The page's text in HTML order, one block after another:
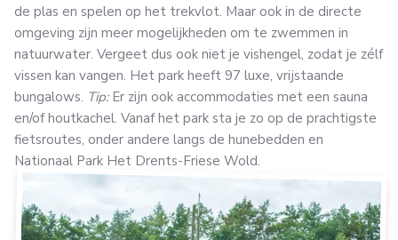
de plas en spelen op het trekvlot. Maar ook in de directe
omgeving zijn meer mogelijkheden om te zwemmen in
natuurwater. Vergeet dus ook niet je vishengel, zodat je zélf
vissen kan vangen. Het park heeft 97 luxe, vrijstaande
bungalows. Tip:Er zijn ook accommodaties met een sauna
en/of houtkachel. Vanaf het park sta je zo op de prachtigste
fietsroutes, onder andere langs de hunebedden en
Nationaal Park Het Drents-Friese Wold.